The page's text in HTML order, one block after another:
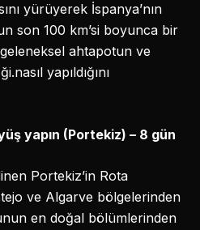
yürüyerek İspanya’nın
son 100 km’si boyunca bir
ahtapotun ve
yapıldığını
yapın (Portekiz) – 8 gün
Portekiz’in Rota
ve Algarve bölgelerinden
en doğal bölümlerinden